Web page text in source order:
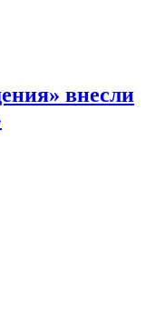
внесли